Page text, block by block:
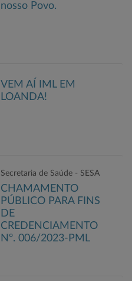
nosso Povo.
VEM AÍ IML EM
LOANDA!
Secretaria de Saúde - SESA
CHAMAMENTO
PÚBLICO PARA FINS
DE
CREDENCIAMENTO
Nº. 006/2023-PML